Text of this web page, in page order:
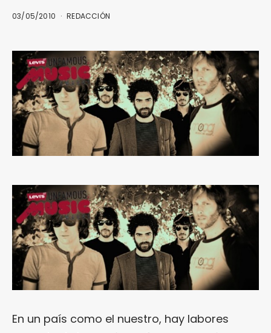
03/05/2010 REDACCIÓN
En un país como el nuestro, hay labores